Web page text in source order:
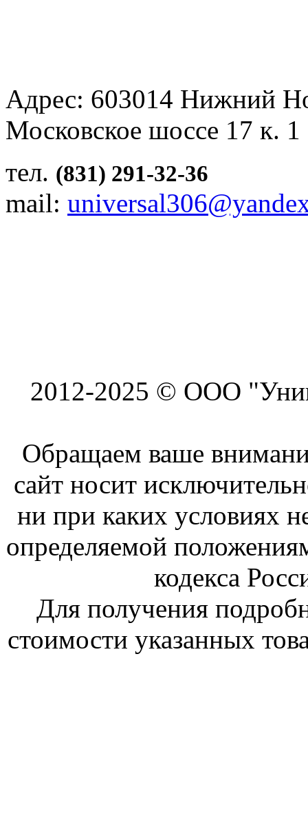
Адрес: 603014 Нижний
Московское шоссе 17 к.
тел. (831) 291-32-36
mail:
2012-2025 © ООО
Обращаем ваше
сайт носит
ни при каких условиях
определяемой
кодекса
Для получения
стоимости указанных